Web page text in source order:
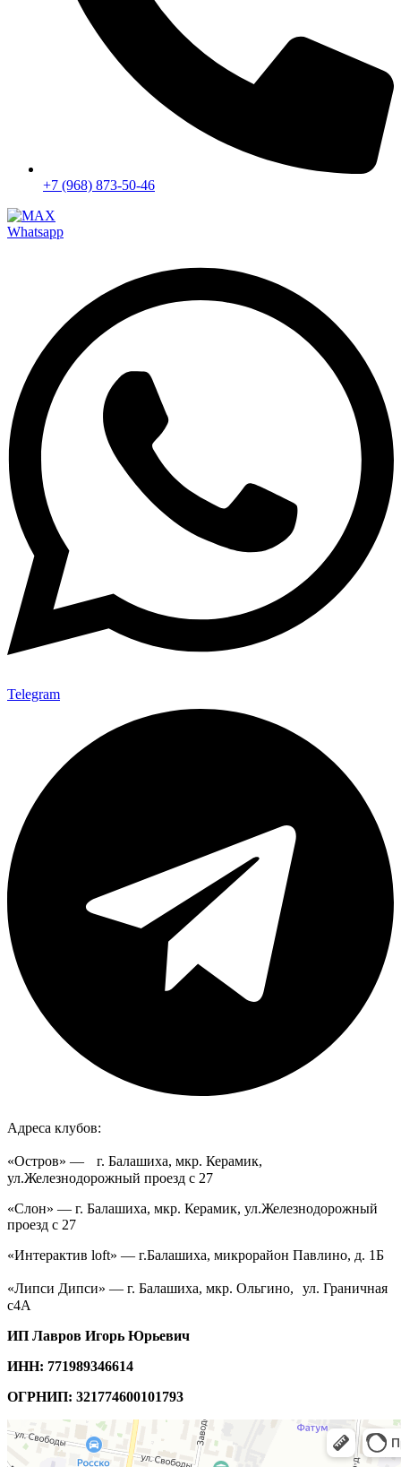
+7 (968) 873-50-46
Whatsapp
Telegram
Адреса клубов:
«Остров» — г. Балашиха, мкр. Керамик,
ул.Железнодорожный проезд с 27
«Слон» — г. Балашиха, мкр. Керамик, ул.Железнодорожный
проезд с 27
«Интерактив loft» — г.Балашиха, микрорайон Павлино, д. 1Б
«Липси Дипси» — г. Балашиха, мкр. Ольгино, ул. Граничная
с4А
ИП Лавров Игорь Юрьевич
ИНН: 771989346614
ОГРНИП: 321774600101793